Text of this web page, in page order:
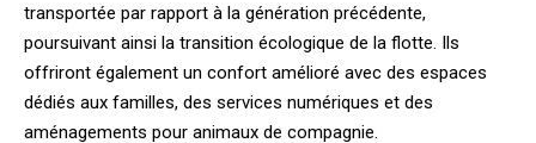
transportée par rapport à la génération précédente,
poursuivant ainsi la transition écologique de la flotte. Ils
offriront également un confort amélioré avec des espaces
dédiés aux familles, des services numériques et des
aménagements pour animaux de compagnie.